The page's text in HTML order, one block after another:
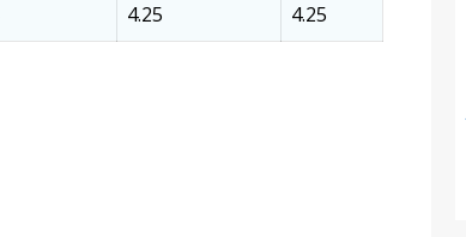
4.25 4.25